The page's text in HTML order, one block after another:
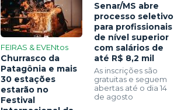
FEIRAS & EVENtos
Churrasco da
Patagônia e mais
30 estações
estarão no
Festival
Senar/MS abre
processo seletivo
para profissionais
de nível superior
com salários de
até R$ 8,2 mil
As inscrições são
gratuitas e seguem
abertas até o dia 14
de agosto